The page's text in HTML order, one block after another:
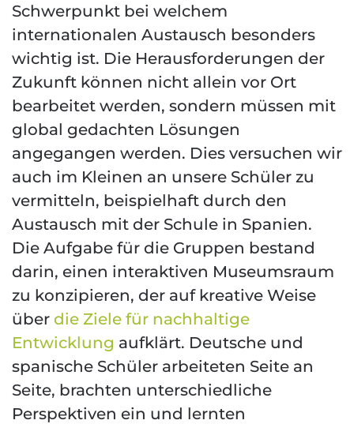
Schwerpunkt bei welchem
internationalen Austausch besonders
wichtig ist. Die Herausforderungen der
Zukunft können nicht allein vor Ort
bearbeitet werden, sondern müssen mit
global gedachten Lösungen
angegangen werden. Dies versuchen wir
auch im Kleinen an unsere Schüler zu
vermitteln, beispielhaft durch den
Austausch mit der Schule in Spanien.
Die Aufgabe für die Gruppen bestand
darin, einen interaktiven Museumsraum
zu konzipieren, der auf kreative Weise
über die Ziele für nachhaltige
Entwicklung aufklärt. Deutsche und
spanische Schüler arbeiteten Seite an
Seite, brachten unterschiedliche
Perspektiven ein und lernten